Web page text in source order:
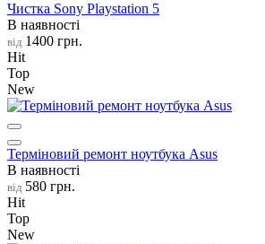
Чистка Sony Playstation 5
В наявності
від 1400 грн.
Hit
Top
New
Терміновий ремонт ноутбука Asus
В наявності
від 580 грн.
Hit
Top
New